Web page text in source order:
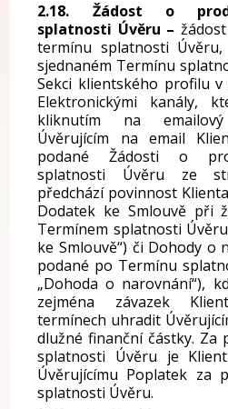
2.18. Žádost o
splatnosti Úvěru –
termínu splatnosti
sjednaném Termínu
Sekci klientského profilu
Elektronickými kanály,
kliknutím na
Úvěrujícím na email
podané Žádosti o
splatnosti Úvěru ze
předchází povinnost
Dodatek ke Smlouvě při
Termínem splatnosti
ke Smlouvě“) či Dohody o
podané po Termínu
„Dohoda o narovnání“),
zejména závazek
termínech uhradit
dlužné finanční částky. Za
splatnosti Úvěru je
Úvěrujícímu Poplatek za
splatnosti Úvěru.